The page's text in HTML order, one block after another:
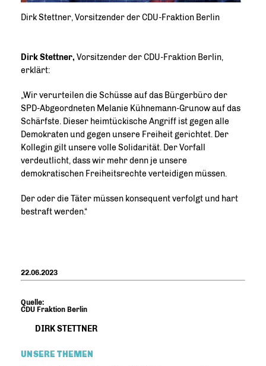
Dirk Stettner, Vorsitzender der CDU-Fraktion Berlin
Dirk Stettner, Vorsitzender der CDU-Fraktion Berlin,
erklärt:
Wir verurteilen die Schüsse auf das Bürgerbüro der
SPD-Abgeordneten Melanie Kühnemann-Grunow auf das
Schärfste. Dieser heimtückische Angriff ist gegen alle
Demokraten und gegen unsere Freiheit gerichtet. Der
Kollegin gilt unsere volle Solidarität. Der Vorfall
verdeutlicht, dass wir mehr denn je unsere
demokratischen Freiheitsrechte verteidigen müssen.
Der oder die Täter müssen konsequent verfolgt und hart
bestraft werden.“
22.06.2023
Quelle:
CDU Fraktion Berlin
DIRK STETTNER
UNSERE THEMEN